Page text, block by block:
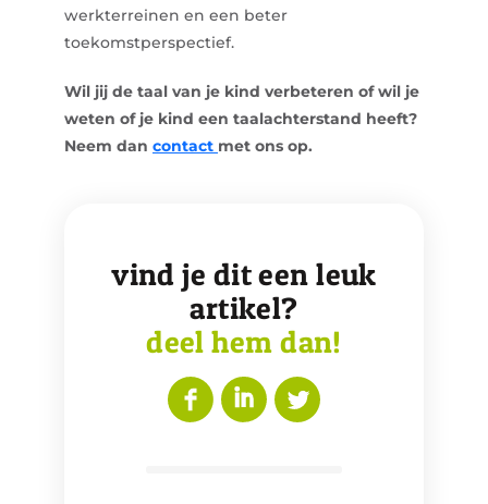
werkterreinen en een beter
toekomstperspectief.
Wil jij de taal van je kind verbeteren of wil je
weten of je kind een taalachterstand heeft?
Neem dan contact met ons op.
vind je dit een leuk
artikel?
deel hem dan!